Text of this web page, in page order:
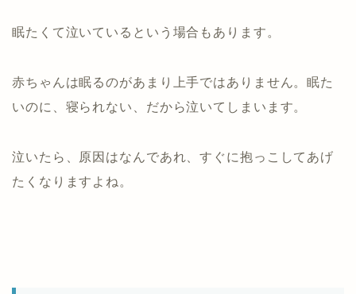
眠たくて泣いているという場合もあります。
赤ちゃんは眠るのがあまり上手ではありません。眠た
いのに、寝られない、だから泣いてしまいます。
泣いたら、原因はなんであれ、すぐに抱っこしてあげ
たくなりますよね。